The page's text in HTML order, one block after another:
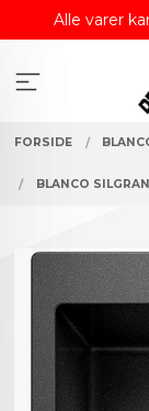
Alle varer
FORSIDE
BLANCO